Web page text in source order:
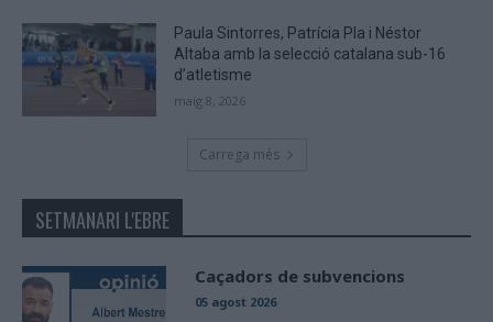
Paula Sintorres, Patrícia Pla i Néstor
Altaba amb la selecció catalana sub-16
d’atletisme
maig 8, 2026
Carrega més
SETMANARI L'EBRE
Caçadors de subvencions
05 agost 2026